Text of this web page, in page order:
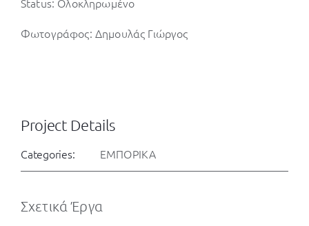
Status: Ολοκληρωμένο
Φωτογράφος: Δημουλάς Γιώργος
Project Details
Categories: ΕΜΠΟΡΙΚΑ
Σχετικά Έργα